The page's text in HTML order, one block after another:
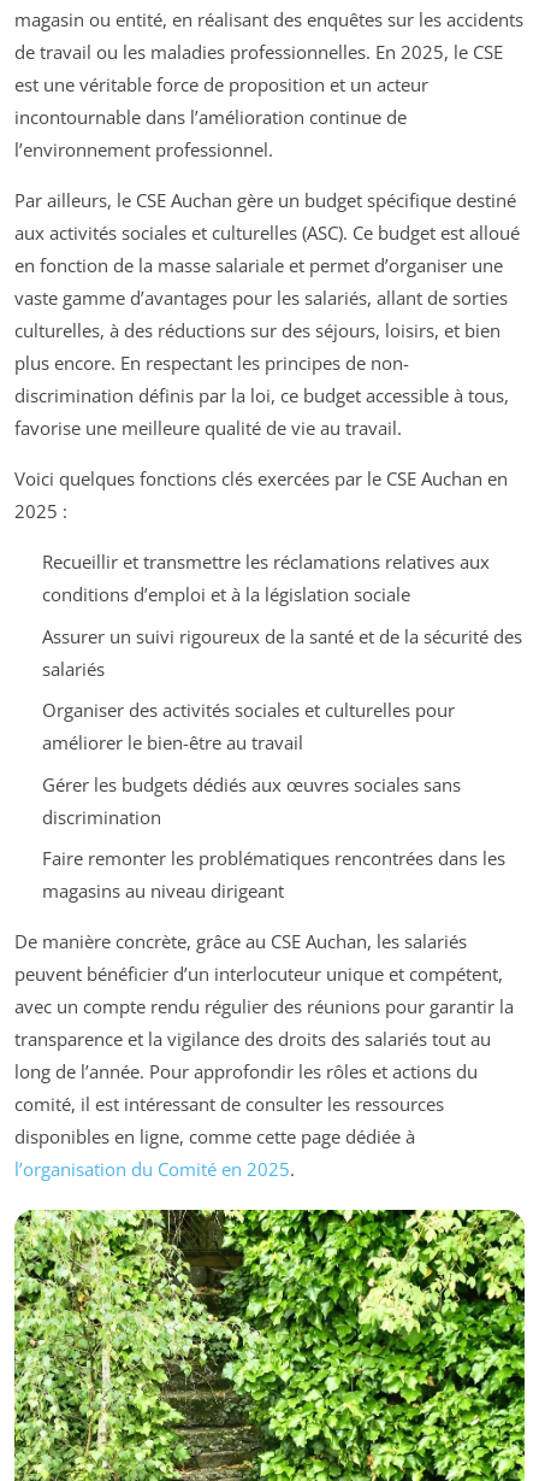
magasin ou entité, en réalisant des enquêtes sur les accidents
de travail ou les maladies professionnelles. En 2025, le CSE
est une véritable force de proposition et un acteur
incontournable dans l’amélioration continue de
l’environnement professionnel.
Par ailleurs, le CSE Auchan gère un budget spécifique destiné
aux activités sociales et culturelles (ASC). Ce budget est alloué
en fonction de la masse salariale et permet d’organiser une
vaste gamme d’avantages pour les salariés, allant de sorties
culturelles, à des réductions sur des séjours, loisirs, et bien
plus encore. En respectant les principes de non-
discrimination définis par la loi, ce budget accessible à tous,
favorise une meilleure qualité de vie au travail.
Voici quelques fonctions clés exercées par le CSE Auchan en
2025 :
Recueillir et transmettre les réclamations relatives aux
conditions d’emploi et à la législation sociale
Assurer un suivi rigoureux de la santé et de la sécurité des
salariés
Organiser des activités sociales et culturelles pour
améliorer le bien-être au travail
Gérer les budgets dédiés aux œuvres sociales sans
discrimination
Faire remonter les problématiques rencontrées dans les
magasins au niveau dirigeant
De manière concrète, grâce au CSE Auchan, les salariés
peuvent bénéficier d’un interlocuteur unique et compétent,
avec un compte rendu régulier des réunions pour garantir la
transparence et la vigilance des droits des salariés tout au
long de l’année. Pour approfondir les rôles et actions du
comité, il est intéressant de consulter les ressources
disponibles en ligne, comme cette page dédiée à
l’organisation du Comité en 2025.